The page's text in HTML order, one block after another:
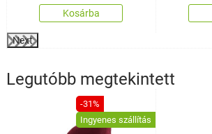
Kosárba
Next
Legutóbb megtekintett
-31%
Ingyenes szállítás